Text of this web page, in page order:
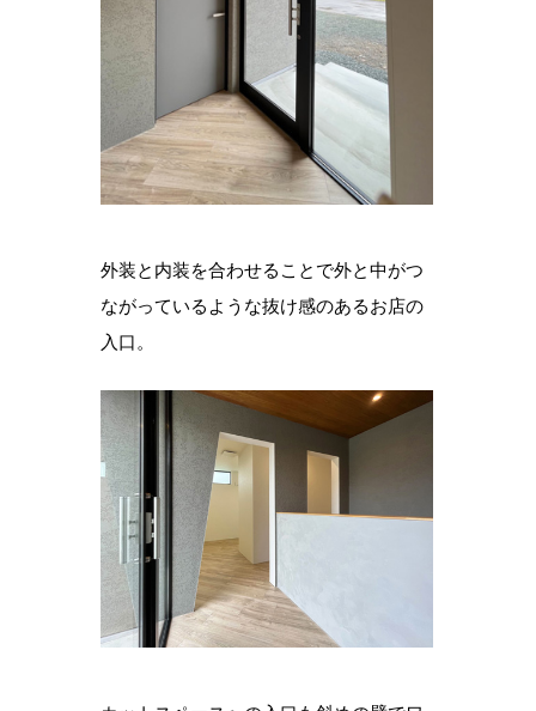
外装と内装を合わせることで外と中がつ
ながっているような抜け感のあるお店の
入口。